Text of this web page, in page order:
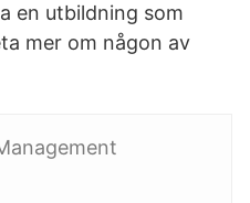
en utbildning som
mer om någon av